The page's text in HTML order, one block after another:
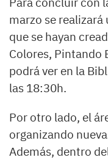
marzo se
que se hayan
Colores, Pintando
podrá ver en la
las 18:30h.
Por otro lado, el
organizando
Además, dentro